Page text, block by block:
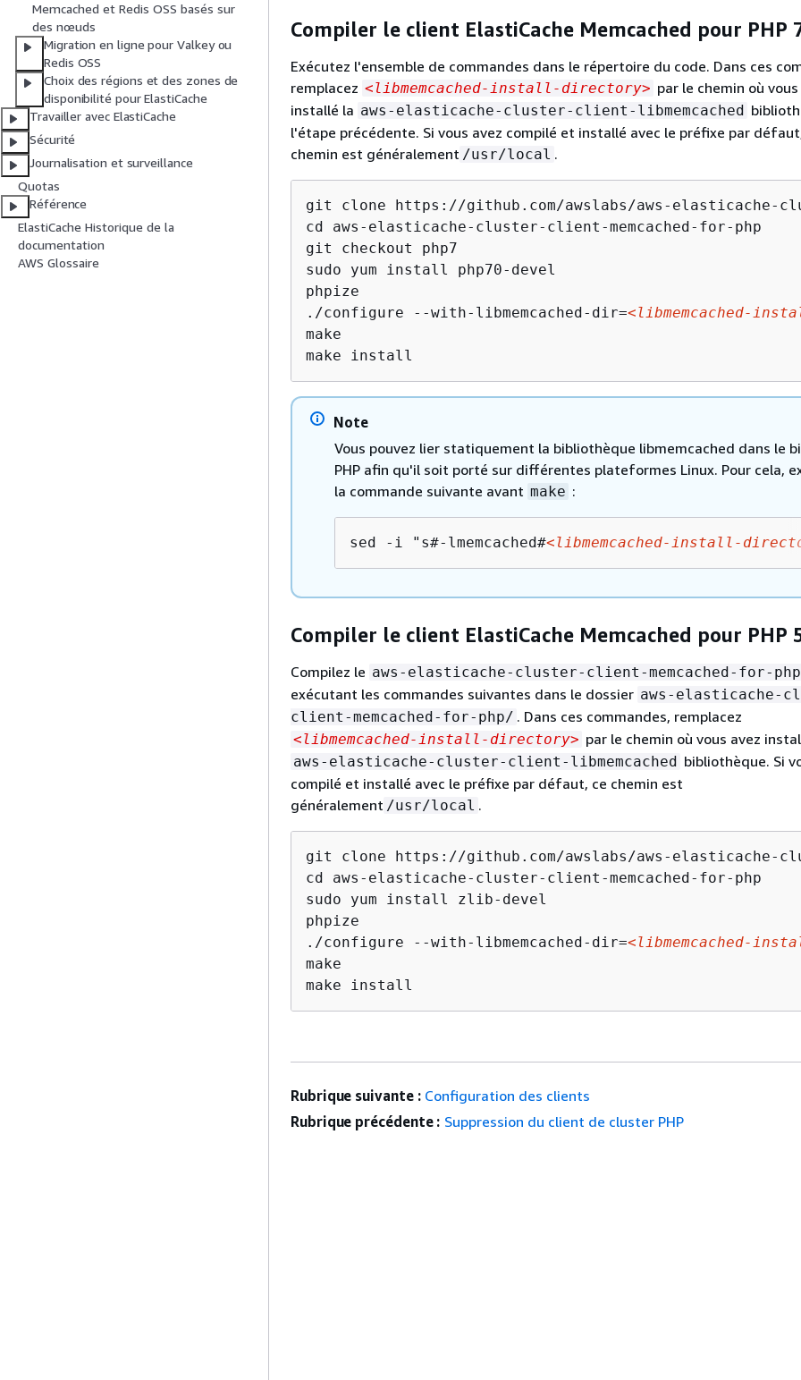
Memcached et Redis OSS basés sur
des nœuds
Migration en ligne pour Valkey ou
Redis OSS
Choix des régions et des zones de
disponibilité pour ElastiCache
Travailler avec ElastiCache
Sécurité
Journalisation et surveillance
Quotas
Référence
ElastiCache Historique de la
documentation
AWS Glossaire
Compiler le client ElastiCache Memcached pour PHP
Exécutez l'ensemble de commandes dans le répertoire du code. Dans ces
remplacez <libmemcached-install-directory> par le chemin où vous
installé la aws-elasticache-cluster-client-libmemcached
l'étape précédente. Si vous avez compilé et installé avec le préfixe par
chemin est généralement /usr/local .
git clone https://github.com/awslabs/aws-elasticache-
cd aws-elasticache-cluster-client-memcached-for-php
git checkout php7
sudo yum install php70-devel
phpize
./configure --with-libmemcached-dir=<libmemcached-
make
make install
Note
Vous pouvez lier statiquement la bibliothèque libmemcached dans le
PHP afin qu'il soit porté sur différentes plateformes Linux. Pour cela,
la commande suivante avant make :
sed -i "s#-lmemcached#<libmemcached-install-
Compiler le client ElastiCache Memcached pour PHP
Compilez le aws-elasticache-cluster-client-memcached-for-php
exécutant les commandes suivantes dans le dossier aws-elasticache-
client-memcached-for-php/ . Dans ces commandes, remplacez
<libmemcached-install-directory> par le chemin où vous avez
aws-elasticache-cluster-client-libmemcached bibliothèque. Si
compilé et installé avec le préfixe par défaut, ce chemin est
généralement /usr/local .
git clone https://github.com/awslabs/aws-elasticache-
cd aws-elasticache-cluster-client-memcached-for-php
sudo yum install zlib-devel
phpize
./configure --with-libmemcached-dir=<libmemcached-
make
make install
Rubrique suivante : Configuration des clients
Rubrique précédente : Suppression du client de cluster PHP